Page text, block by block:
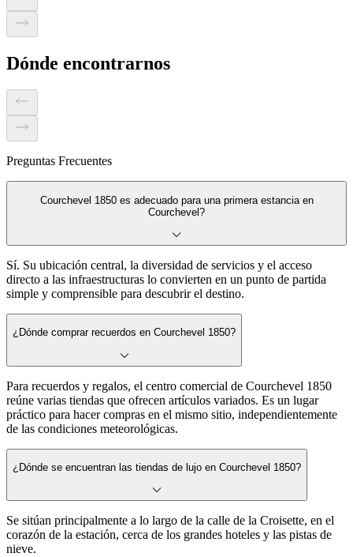
Dónde encontrarnos
Preguntas Frecuentes
Courchevel 1850 es adecuado para una primera estancia en
Courchevel?
Sí. Su ubicación central, la diversidad de servicios y el acceso
directo a las infraestructuras lo convierten en un punto de partida
simple y comprensible para descubrir el destino.
¿Dónde comprar recuerdos en Courchevel 1850?
Para recuerdos y regalos, el centro comercial de Courchevel 1850
reúne varias tiendas que ofrecen artículos variados. Es un lugar
práctico para hacer compras en el mismo sitio, independientemente
de las condiciones meteorológicas.
¿Dónde se encuentran las tiendas de lujo en Courchevel 1850?
Se sitúan principalmente a lo largo de la calle de la Croisette, en el
corazón de la estación, cerca de los grandes hoteles y las pistas de
nieve.